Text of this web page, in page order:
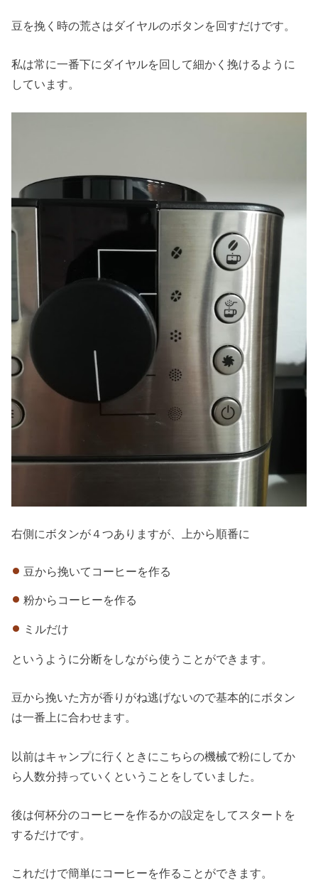
豆を挽く時の荒さはダイヤルのボタンを回すだけです。
私は常に一番下にダイヤルを回して細かく挽けるように
しています。
右側にボタンが４つありますが、上から順番に
豆から挽いてコーヒーを作る
粉からコーヒーを作る
ミルだけ
というように分断をしながら使うことができます。
豆から挽いた方が香りがね逃げないので基本的にボタン
は一番上に合わせます。
以前はキャンプに行くときにこちらの機械で粉にしてか
ら人数分持っていくということをしていました。
後は何杯分のコーヒーを作るかの設定をしてスタートを
するだけです。
これだけで簡単にコーヒーを作ることができます。